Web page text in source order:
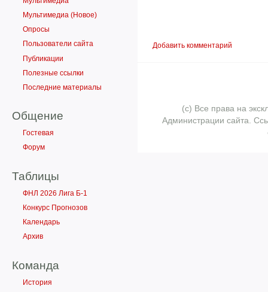
Мультимедиа (Новое)
Опросы
Пользователи сайта
Публикации
Полезные ссылки
Последние материалы
Общение
Гостевая
Форум
Таблицы
ФНЛ 2026 Лига Б-1
Конкурс Прогнозов
Календарь
Архив
Команда
История
Добавить комментарий
(с) Все права на
Администрации сайта.